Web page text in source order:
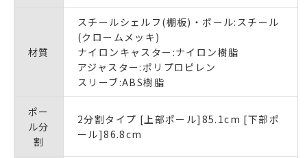
材質
スチールシェルフ(棚板)・ポール:スチール
(クロームメッキ)
ナイロンキャスター:ナイロン樹脂
アジャスター:ポリプロピレン
スリーブ:ABS樹脂
ポー
ル分
割
2分割タイプ [上部ポール]85.1cm [下部ポ
ール]86.8cm